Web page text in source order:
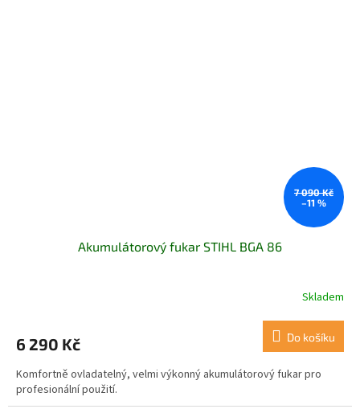
7 090 Kč
–11 %
Akumulátorový fukar STIHL BGA 86
Skladem
6 290 Kč Do košíku
Komfortně ovladatelný, velmi výkonný akumulátorový fukar pro
profesionální použití.